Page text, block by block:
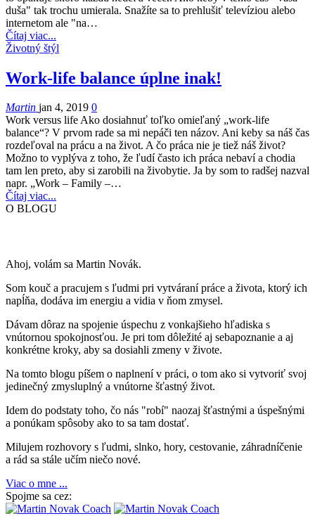
duša" tak trochu umierala. Snažíte sa to prehlušiť televíziou alebo
internetom ale "na…
Čítaj viac...
Životný štýl
Work-life balance úplne inak!
Martin jan 4, 2019 0
Work versus life Ako dosiahnuť toľko omieľaný „work-life
balance“? V prvom rade sa mi nepáči ten názov. Ani keby sa náš čas
rozdeľoval na prácu a na život. A čo práca nie je tiež náš život?
Možno to vyplýva z toho, že ľudí často ich práca nebaví a chodia
tam len preto, aby si zarobili na živobytie. Ja by som to radšej nazval
napr. „Work – Family –…
Čítaj viac...
O BLOGU
Ahoj, volám sa Martin Novák.
Som kouč a pracujem s ľudmi pri vytváraní práce a života, ktorý ich
napĺňa, dodáva im energiu a vidia v ňom zmysel.
Dávam dôraz na spojenie úspechu z vonkajšieho hľadiska s
vnútornou spokojnosťou. Je pri tom dôležité aj sebapoznanie a aj
konkrétne kroky, aby sa dosiahli zmeny v živote.
Na tomto blogu píšem o naplnení v práci, o tom ako si vytvoriť svoj
jedinečný zmysluplný a vnútorne šťastný život.
Idem do podstaty toho, čo nás "robí" naozaj šťastnými a úspešnými
a ponúkam spôsoby ako to sa tam dostať.
Milujem rozhovory s ľudmi, slnko, hory, cestovanie, záhradníčenie
a rád sa stále učím niečo nové.
Viac o mne ...
Spojme sa cez: